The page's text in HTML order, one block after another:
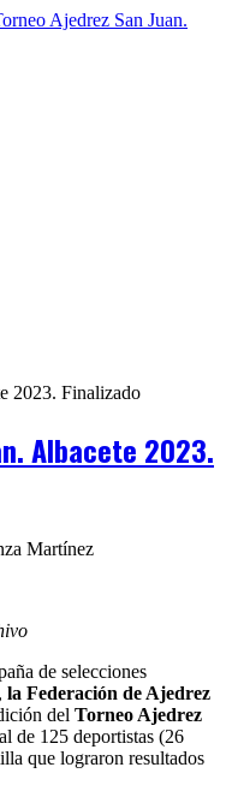
Albacete 2023.
Martínez
de selecciones
la Federación de Ajedrez
del Torneo Ajedrez
de 125 deportistas (26
que lograron resultados